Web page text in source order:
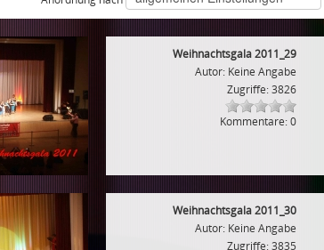
Weihnachtsgala 2011_29
Autor: Keine Angabe
Zugriffe: 3826
Kommentare: 0
Weihnachtsgala 2011_30
Autor: Keine Angabe
Zugriffe: 3835